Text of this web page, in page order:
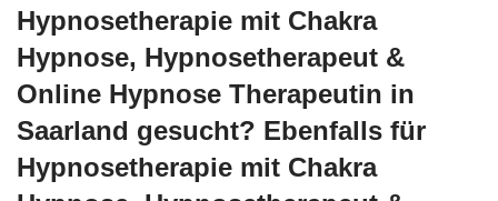
Hypnosetherapie mit Chakra
Hypnose, Hypnosetherapeut &
Online Hypnose Therapeutin in
Saarland gesucht? Ebenfalls für
Hypnosetherapie mit Chakra